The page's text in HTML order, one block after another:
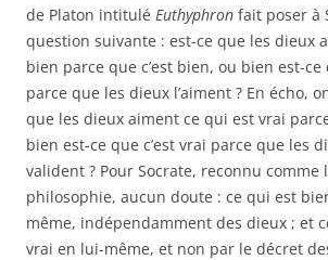
de Platon intitulé Euthyphron fait poser à
question suivante : est-ce que les dieux
bien parce que c’est bien, ou bien est-ce
parce que les dieux l’aiment ? En écho,
que les dieux aiment ce qui est vrai
bien est-ce que c’est vrai parce que les
valident ? Pour Socrate, reconnu comme
philosophie, aucun doute : ce qui est
même, indépendamment des dieux ; et
vrai en lui-même, et non par le décret